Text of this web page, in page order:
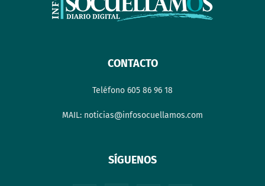
CONTACTO
Teléfono 605 86 96 18
MAIL: noticias@infosocuellamos.com
SÍGUENOS